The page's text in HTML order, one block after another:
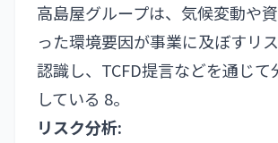
高島屋グループは、気候変動や
った環境要因が事業に及ぼすリ
認識し、TCFD提言などを通じて
している 8。
リスク分析: